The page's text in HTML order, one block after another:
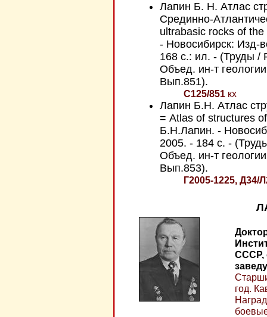
Лапин Б. Н. Атлас
Срединно-
ultrabasic rocks of
- Новосибирск:
168 с.: ил. - (Труды /
Объед. ин-т
Вып.851).
С125/851кх
Лапин Б.Н. Атлас
= Atlas of structures
Б.Н.Лапин. -
2005. - 184 с. -
Объед. ин-т
Вып.853).
Г2005-1225, Д34/
СССР,
год.